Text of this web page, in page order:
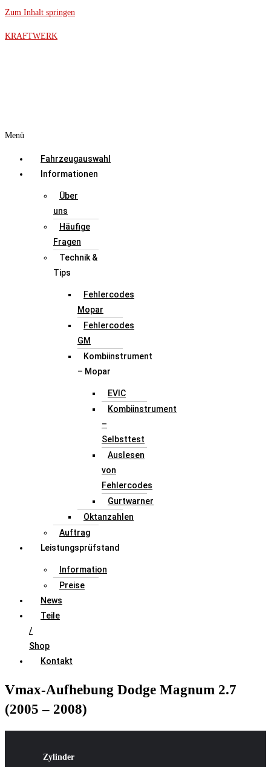
Zum Inhalt springen
KRAFTWERK
Menü
Fahrzeugauswahl
Informationen
Über
uns
Häufige
Fragen
Technik &
Tips
Fehlercodes
Mopar
Fehlercodes
GM
Kombiinstrument
– Mopar
EVIC
Kombiinstrument
–
Selbsttest
Auslesen
von
Fehlercodes
Gurtwarner
Oktanzahlen
Auftrag
Leistungsprüfstand
Information
Preise
News
Teile
/
Shop
Kontakt
Vmax-Aufhebung Dodge Magnum 2.7
(2005 – 2008)
Zylinder